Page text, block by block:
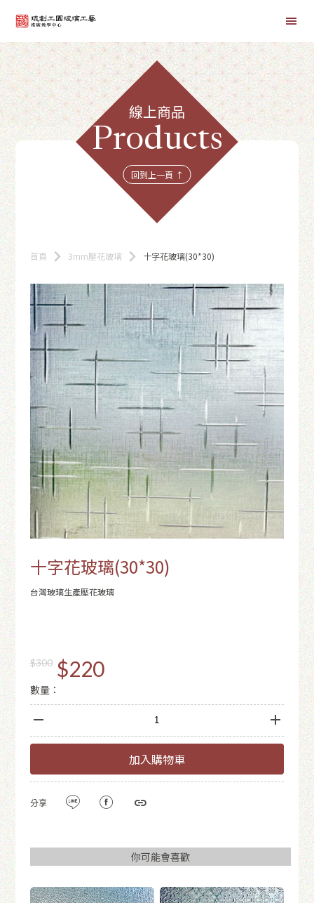
首頁
線上課程
線上商品
Products
回到上一頁 ↑
首頁 3mm壓花玻璃 十字花玻璃(30*30)
十字花玻璃(30*30)
台灣玻璃生產壓花玻璃
$300 $220
數量：
加入購物車
分享
你可能會喜歡